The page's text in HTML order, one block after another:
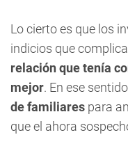
Lo cierto es que los
indicios que
relación que tenía
mejor. En ese
de familiares para
que el ahora